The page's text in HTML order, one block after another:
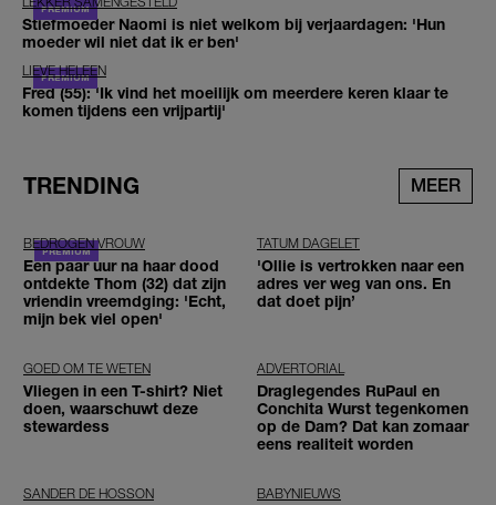
Stiefmoeder Naomi is niet welkom bij verjaardagen: 'Hun
moeder wil niet dat ik er ben'
LIEVE HELEEN
Fred (55): 'Ik vind het moeilijk om meerdere keren klaar te
komen tijdens een vrijpartij'
TRENDING MEER
BEDROGEN VROUW
Een paar uur na haar dood
ontdekte Thom (32) dat zijn
vriendin vreemdging: 'Echt,
mijn bek viel open'
TATUM DAGELET
'Ollie is vertrokken naar een
adres ver weg van ons. En
dat doet pijn’
GOED OM TE WETEN
Vliegen in een T-shirt? Niet
doen, waarschuwt deze
stewardess
ADVERTORIAL
Draglegendes RuPaul en
Conchita Wurst tegenkomen
op de Dam? Dat kan zomaar
eens realiteit worden
SANDER DE HOSSON BABYNIEUWS